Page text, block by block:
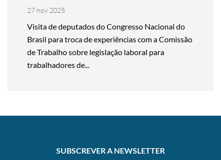
27 nov 2025
Visita de deputados do Congresso Nacional do
Brasil para troca de experiências com a Comissão
de Trabalho sobre legislação laboral para
trabalhadores de...
SUBSCREVER A NEWSLETTER